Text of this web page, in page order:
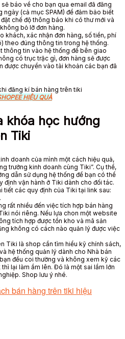
báo về cho bạn qua email đã đăng
(cả mục SPAM) để đảm bảo biết
chế độ thông báo khi có thư mới và
bỏ lỡ đơn hàng.
khách, xác nhận đơn hàng, số tiền, phí
theo đúng thông tin trong hệ thống.
thông tin vào hệ thống để bên giao
có trục trặc gì, đơn hàng sẽ được
được chuyển vào tài khoản các bạn đã
đăng kí bán hàng trên tiki
HIỆU QUẢ
khóa học hướng
Tiki
doanh của mình một cách hiệu quả,
trưởng kinh doanh cùng Tiki”. Cụ thể,
dẫn sử dụng hệ thống để bạn có thể
định vận hành ở Tiki dành cho đối tác.
tiết các quy định của Tiki tại link sau:
rất nhiều đến việc tích hợp bán hàng
nói riêng. Nếu lựa chon một website
tích hợp được tồn kho và mã sản
không có cách nào quản lý được việc
Tiki là shop cần tìm hiểu kỹ chính sách,
hệ thống quản lý dành cho Nhà bán
đều coi thường và không xem kỹ các
lại làm ầm lên. Đó là một sai lầm lớn
Shop lưu ý nhé.
bán hàng trên tiki hiệu